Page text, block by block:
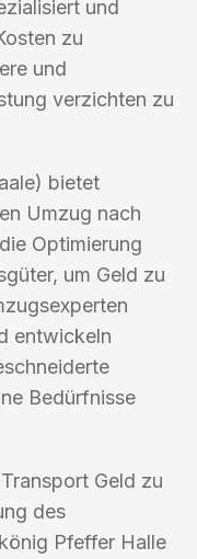
und
zu
und
verzichten zu
bietet
Umzug nach
Optimierung
um Geld zu
entwickeln
Bedürfnisse
Geld zu
des
Pfeffer Halle